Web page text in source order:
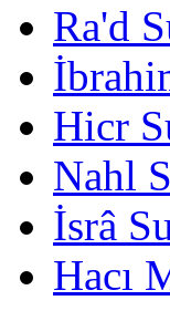
Ra'd
Hicr
Nahl
İsrâ
Hacı